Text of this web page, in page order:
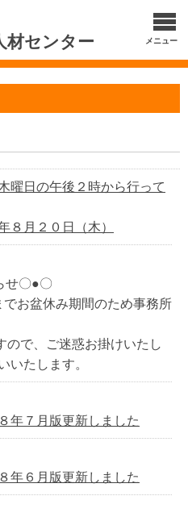
材センター メニュー
日の午後２時から行って
８月２０日（木）
せ〇●〇
お盆休み期間のため事務所
ので、ご迷惑お掛けいたし
いたします。
年７月版更新しました
年６月版更新しました